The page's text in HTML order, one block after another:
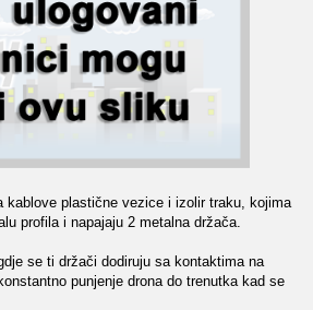
kablove plastične vezice i izolir traku, kojima
profila i napajaju 2 metalna držača.
se ti držači dodiruju sa kontaktima na
punjenje drona do trenutka kad se